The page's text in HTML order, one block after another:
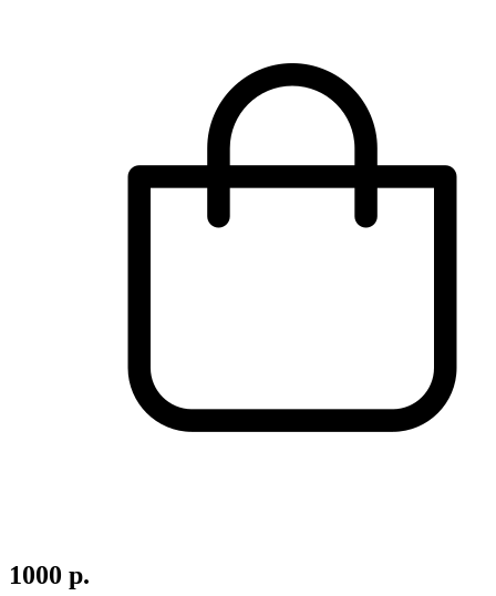
1000 р.